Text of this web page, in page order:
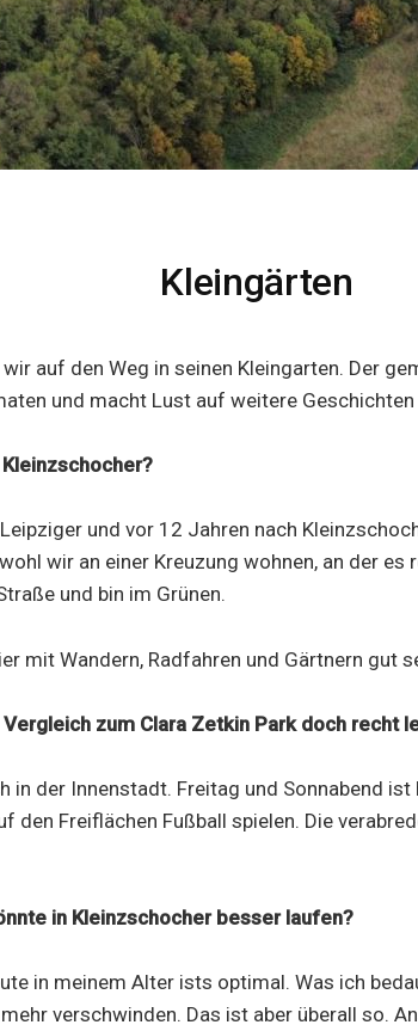
Kleingärten
auf den Weg in seinen Kleingarten. Der
und macht Lust auf weitere
und vor 12 Jahren nach
wir an einer Kreuzung wohnen, an der
und bin im Grünen.
mit Wandern, Radfahren und Gärtnern gut
zum Clara Zetkin Park doch recht
in der Innenstadt. Freitag und Sonnabend ist
den Freiflächen Fußball spielen. Die
in Kleinzschocher besser laufen?
in meinem Alter ists optimal. Was ich
verschwinden. Das ist aber überall so.